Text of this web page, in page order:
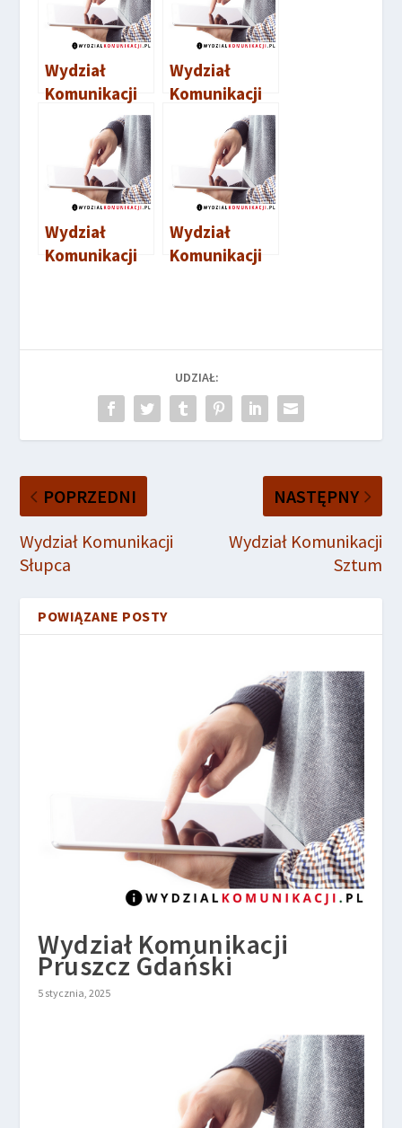
Wydział
Komunikacji
Częstochowa
Wydział
Komunikacji
Gostynin
Wydział
Komunikacji
Wydział
Komunikacji
UDZIAŁ:
POPRZEDNI
Wydział Komunikacji
Słupca
NASTĘPNY
Wydział Komunikacji
Sztum
POWIĄZANE POSTY
Wydział Komunikacji
Pruszcz Gdański
5 stycznia, 2025